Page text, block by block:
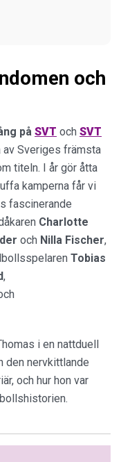
och
på SVT och SVT
av Sveriges främsta
titeln. I år gör åtta
kamperna får vi
fascinerande
Charlotte
och Nilla Fischer,
Tobias
,
i en nattduell
den nervkittlande
och hur hon var